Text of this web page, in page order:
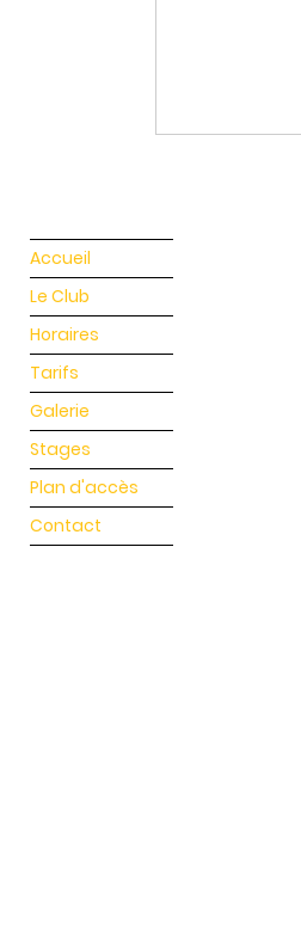
Accueil
Le Club
Horaires
Tarifs
Galerie
Stages
Plan d'accès
Contact